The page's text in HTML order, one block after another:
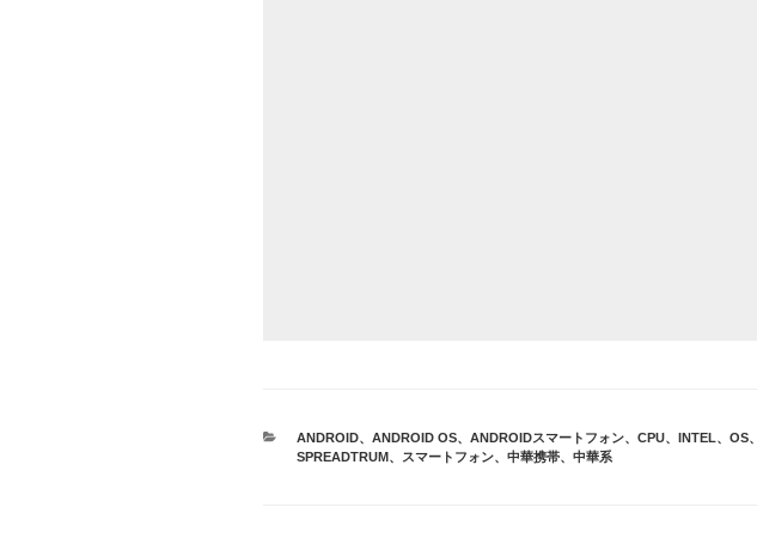
カ
テ
ANDROID、 ANDROID OS、 ANDROIDスマートフォン、 CPU、 INTEL、 OS、
SPREADTRUM、 スマートフォン、 中華携帯、 中華系